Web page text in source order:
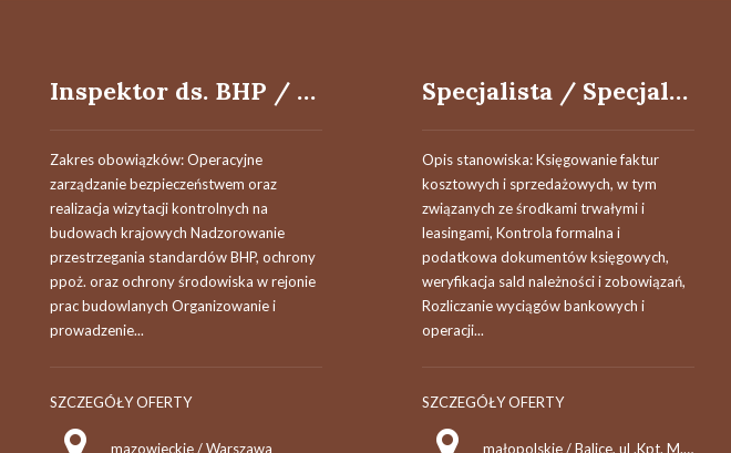
Inspektor ds. BHP / Inspektorka ds. BHP
Zakres obowiązków: Operacyjne
zarządzanie bezpieczeństwem oraz
realizacja wizytacji kontrolnych na
budowach krajowych Nadzorowanie
przestrzegania standardów BHP, ochrony
ppoż. oraz ochrony środowiska w rejonie
prac budowlanych Organizowanie i
prowadzenie...
SZCZEGÓŁY OFERTY
mazowieckie / Warszawa
Specjalista / Specjalistka ds. księgowości
Opis stanowiska: Księgowanie faktur
kosztowych i sprzedażowych, w tym
związanych ze środkami trwałymi i
leasingami, Kontrola formalna i
podatkowa dokumentów księgowych,
weryfikacja sald należności i zobowiązań,
Rozliczanie wyciągów bankowych i
operacji...
SZCZEGÓŁY OFERTY
małopolskie / Balice, ul .Kpt. M. Medweckiego 2